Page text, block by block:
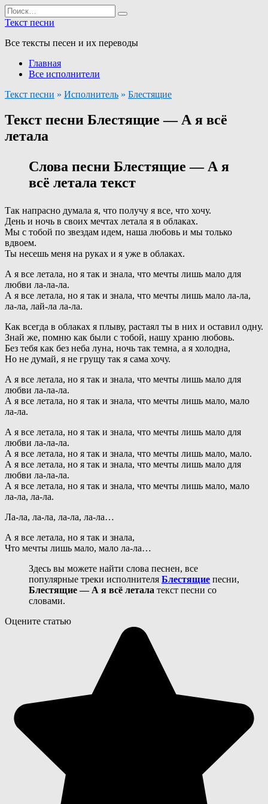
Перейти
к
Search
for:
Текст песни
Все тексты песен и их переводы
Главная
Все исполнители
Текст песни » Исполнитель » Блестящие
Текст песни Блестящие — А я всё
летала
Слова песни Блестящие — А я
всё летала текст
Так напрасно думала я, что получу я все, что хочу.
День и ночь в своих мечтах летала я в облаках.
Мы с тобой по звездам идем, наша любовь и мы только
вдвоем.
Ты несешь меня на руках и я уже в облаках.
А я все летала, но я так и знала, что мечты лишь мало для
любви ла-ла-ла.
А я все летала, но я так и знала, что мечты лишь мало ла-ла,
ла-ла, лай-ла ла-ла.
Как всегда в облаках я плыву, растаял ты в них и оставил одну.
Знай же, помню как были с тобой, нашу храню любовь.
Без тебя как без неба луна, ночь так темна, а я холодна,
Но не думай, я не грущу так я сама хочу.
А я все летала, но я так и знала, что мечты лишь мало для
любви ла-ла-ла.
А я все летала, но я так и знала, что мечты лишь мало, мало
ла-ла.
А я все летала, но я так и знала, что мечты лишь мало для
любви ла-ла-ла.
А я все летала, но я так и знала, что мечты лишь мало, мало.
А я все летала, но я так и знала, что мечты лишь мало для
любви ла-ла-ла.
А я все летала, но я так и знала, что мечты лишь мало, мало
ла-ла, ла-ла.
Ла-ла, ла-ла, ла-ла, ла-ла…
А я все летала, но я так и знала,
Что мечты лишь мало, мало ла-ла…
Здесь вы можете найти слова песнен, все
популярные треки исполнителя Блестящие песни,
Блестящие — А я всё летала текст песни со
словами.
Оцените статью